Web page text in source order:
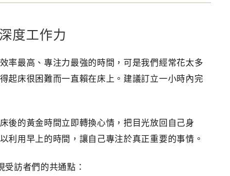
度工作力
率最高、專注力最強的時間，可是我們經常花太多
起床很困難而一直賴在床上。建議訂立一小時內完
後的黃金時間立即轉換心情，把目光放回自己身
利用早上的時間，讓自己專注於真正重要的事情。
訪者們的共通點：